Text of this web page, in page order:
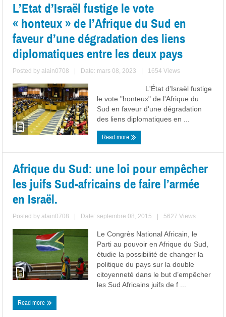
L’Etat d’Israël fustige le vote
« honteux » de l’Afrique du Sud en
faveur d’une dégradation des liens
diplomatiques entre les deux pays
Posted byalain0708 Date: mars 08, 2023 1654 Views
L'État d'Israël fustige
le vote "honteux" de l'Afrique du
Sud en faveur d'une dégradation
des liens diplomatiques en ...
Read more
Afrique du Sud: une loi pour empêcher
les juifs Sud-africains de faire l’armée
en Israël.
Posted byalain0708 Date: septembre 08, 2015 5627 Views
Le Congrès National Africain, le
Parti au pouvoir en Afrique du Sud,
étudie la possibilité de changer la
politique du pays sur la double
citoyenneté dans le but d’empêcher
les Sud Africains juifs de f ...
Read more